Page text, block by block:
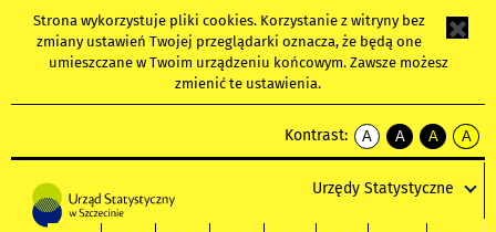
Strona wykorzystuje pliki cookies. Korzystanie z witryny bez
zmiany ustawień Twojej przeglądarki oznacza, że będą one
umieszczane w Twoim urządzeniu końcowym. Zawsze możesz
zmienić te ustawienia.
Kontrast:
A
kontrast
A
kontrast
tekst
czarnym
A
kontrast
tekst
czarnym
A
tekst
żółtym
Urzędy Statystyczne